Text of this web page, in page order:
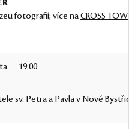
fotografií; více naCROSS TOWER
19:00
sv. Petra a Pavla v Nové Bystřici